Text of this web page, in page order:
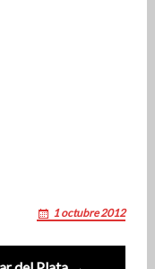
1 octubre 2012